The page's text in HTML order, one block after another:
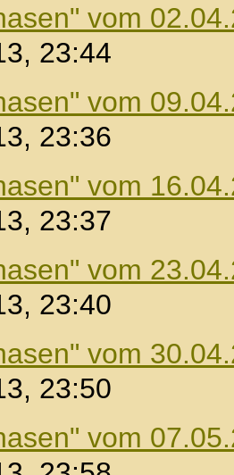
vom
23:44
vom
23:36
vom
23:37
vom
23:40
vom
23:50
vom